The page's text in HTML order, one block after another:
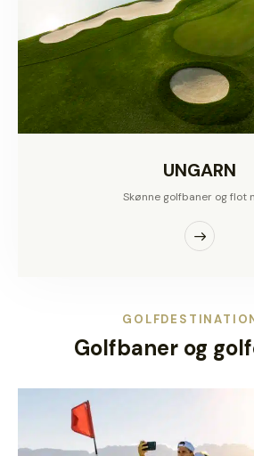
UNGARN
Skønne golfbaner og flot
Golfbaner og